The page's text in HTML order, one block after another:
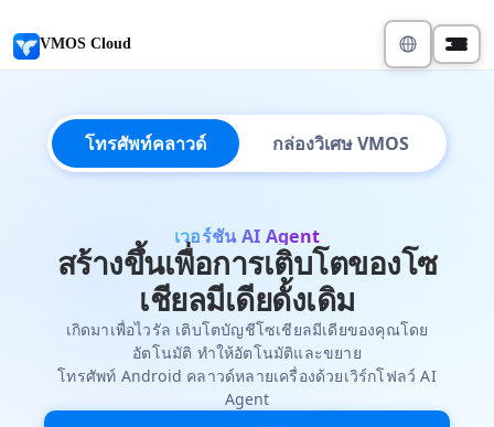
VMOS Cloud
โทรศัพท์คลาวด์ กล่องวิเศษ VMOS
เวอร์ชัน AI Agent
สร้างขึ้นเพื่อการเติบโตของโซ
เชียลมีเดียดั้งเดิม
เกิดมาเพื่อไวรัล เติบโตบัญชีโซเชียลมีเดียของคุณโดย
อัตโนมัติ ทำให้อัตโนมัติและขยาย
โทรศัพท์ Android คลาวด์หลายเครื่องด้วยเวิร์กโฟลว์ AI
Agent